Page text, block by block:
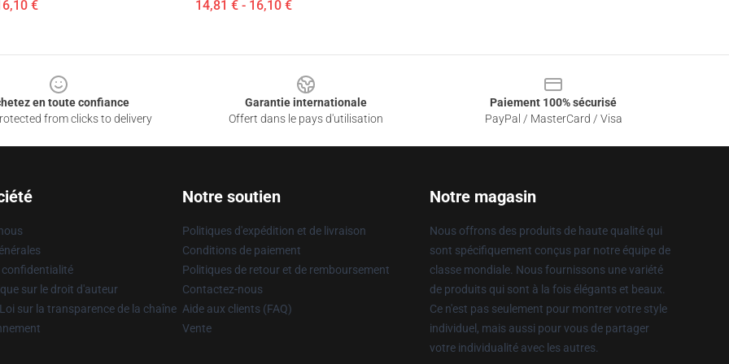
€ 14,81 € - 16,10 €
en toute confiance
from clicks to delivery
Garantie internationale
Offert dans le pays d'utilisation
Paiement 100% sécurisé
PayPal / MasterCard / Visa
confidentialité
sur le droit d'auteur
sur la transparence de la chaîne
Notre soutien
Politiques d'expédition et de livraison
Conditions de paiement
Politiques de retour et de remboursement
Contactez-nous
Aide aux clients (FAQ)
Vente
Notre magasin
Nous offrons des produits de haute qualité qui
sont spécifiquement conçus par notre équipe de
classe mondiale. Nous fournissons une variété
de produits qui sont à la fois élégants et beaux.
Ce n'est pas seulement pour montrer votre style
individuel, mais aussi pour vous de partager
votre individualité avec les autres.